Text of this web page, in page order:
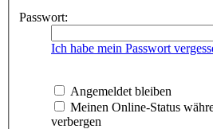
Passwort:
Ich habe mein Passwort
Angemeldet bleiben
Meinen Online-Status
verbergen